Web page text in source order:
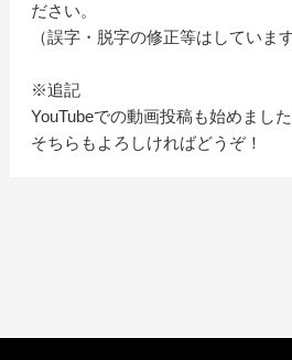
ださい。
（誤字・脱字の修正等はしていま
※追記
YouTubeでの動画投稿も始めました
そちらもよろしければどうぞ！